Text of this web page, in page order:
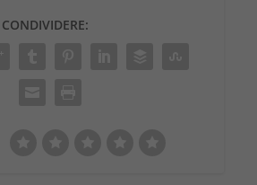
CONDIVIDERE: